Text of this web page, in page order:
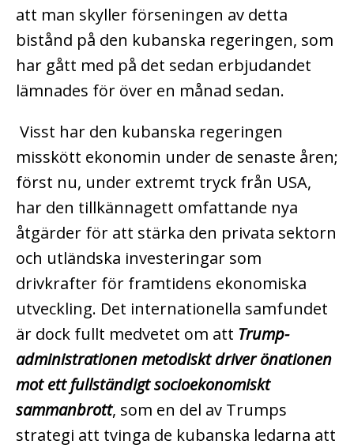
att man skyller förseningen av detta
bistånd på den kubanska regeringen, som
har gått med på det sedan erbjudandet
lämnades för över en månad sedan.
Visst har den kubanska regeringen
misskött ekonomin under de senaste åren;
först nu, under extremt tryck från USA,
har den tillkännagett omfattande nya
åtgärder för att stärka den privata sektorn
och utländska investeringar som
drivkrafter för framtidens ekonomiska
utveckling. Det internationella samfundet
är dock fullt medvetet om att Trump-
administrationen metodiskt driver önationen
mot ett fullständigt socioekonomiskt
sammanbrott, som en del av Trumps
strategi att tvinga de kubanska ledarna att